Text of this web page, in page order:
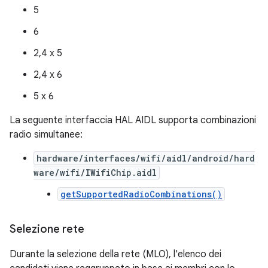
5
6
2,4 x 5
2,4 x 6
5 x 6
La seguente interfaccia HAL AIDL supporta combinazioni
radio simultanee:
hardware/interfaces/wifi/aidl/android/hard
ware/wifi/IWifiChip.aidl
getSupportedRadioCombinations()
Selezione rete
Durante la selezione della rete (MLO), l'elenco dei